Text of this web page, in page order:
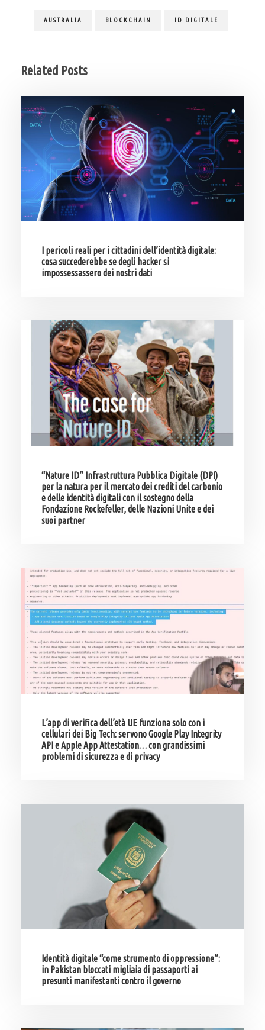
AUSTRALIA BLOCKCHAIN ID DIGITALE
Related Posts
I pericoli reali per i cittadini dell’identità digitale:
cosa succederebbe se degli hacker si
impossessassero dei nostri dati
“Nature ID” Infrastruttura Pubblica Digitale (DPI)
per la natura per il mercato dei crediti del carbonio
e delle identità digitali con il sostegno della
Fondazione Rockefeller, delle Nazioni Unite e dei
suoi partner
L’app di verifica dell’età UE funziona solo con i
cellulari dei Big Tech: servono Google Play Integrity
API e Apple App Attestation… con grandissimi
problemi di sicurezza e di privacy
Identità digitale “come strumento di oppressione”:
in Pakistan bloccati migliaia di passaporti ai
presunti manifestanti contro il governo